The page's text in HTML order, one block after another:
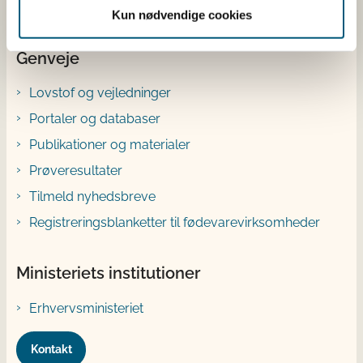
Kun nødvendige cookies
Genveje
Lovstof og vejledninger
Portaler og databaser
Publikationer og materialer
Prøveresultater
Tilmeld nyhedsbreve
Registreringsblanketter til fødevarevirksomheder
Ministeriets institutioner
Erhvervsministeriet
Kontakt